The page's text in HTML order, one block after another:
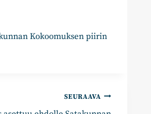
Kokoomuksen piirin
SEURAAVA